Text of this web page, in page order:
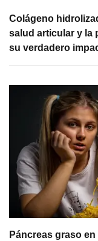
Colágeno
salud articular y la
su verdadero
Páncreas graso